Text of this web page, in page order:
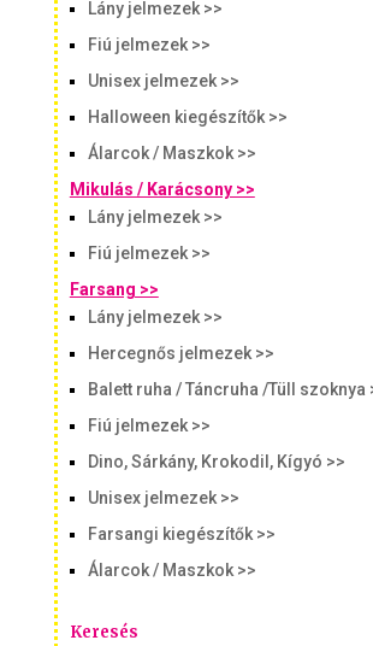
Lány jelmezek >>
Fiú jelmezek >>
Unisex jelmezek >>
Halloween kiegészítők >>
Álarcok / Maszkok >>
Mikulás / Karácsony >>
Lány jelmezek >>
Fiú jelmezek >>
Farsang >>
Lány jelmezek >>
Hercegnős jelmezek >>
Balett ruha / Táncruha /Tüll szoknya
Fiú jelmezek >>
Dino, Sárkány, Krokodil, Kígyó >>
Unisex jelmezek >>
Farsangi kiegészítők >>
Álarcok / Maszkok >>
Keresés